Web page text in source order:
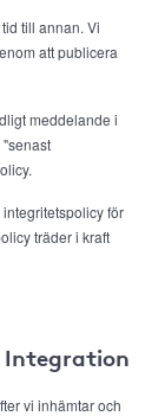
till annan. Vi
att publicera
meddelande i
för
träder i kraft
Integration
vi inhämtar och